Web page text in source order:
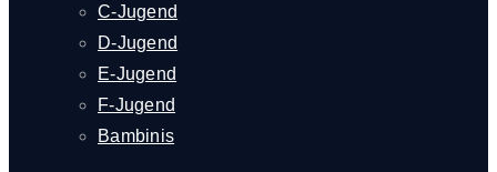
C-Jugend
D-Jugend
E-Jugend
F-Jugend
Bambinis